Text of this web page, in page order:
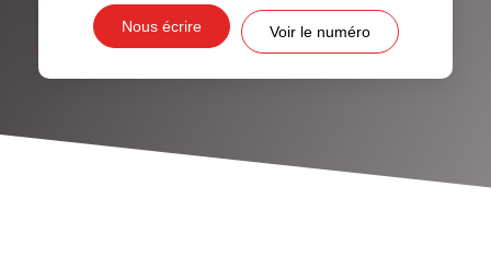
Nous écrire Voir le numéro